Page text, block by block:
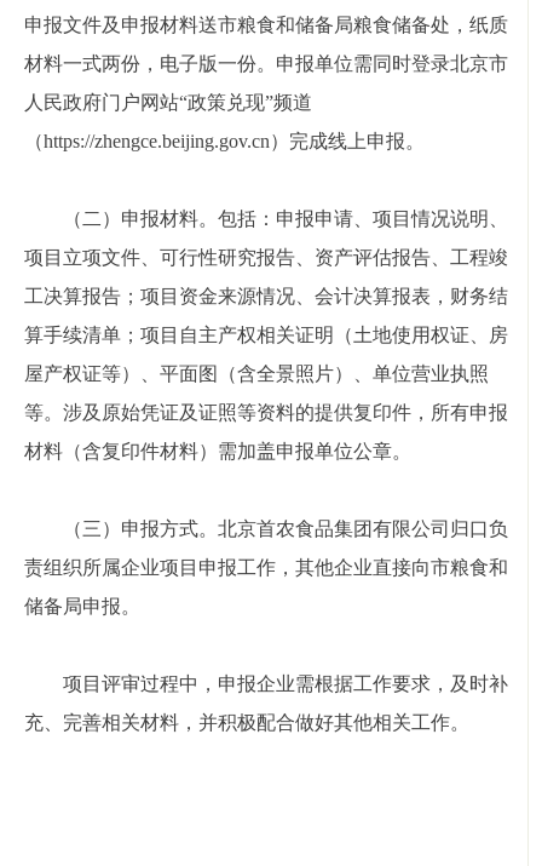
申报文件及申报材料送市粮食和储备局粮食储备处，纸质
材料一式两份，电子版一份。申报单位需同时登录北京市
人民政府门户网站“政策兑现”频道
（https://zhengce.beijing.gov.cn）完成线上申报。
（二）申报材料。包括：申报申请、项目情况说明、
项目立项文件、可行性研究报告、资产评估报告、工程竣
工决算报告；项目资金来源情况、会计决算报表，财务结
算手续清单；项目自主产权相关证明（土地使用权证、房
屋产权证等）、平面图（含全景照片）、单位营业执照
等。涉及原始凭证及证照等资料的提供复印件，所有申报
材料（含复印件材料）需加盖申报单位公章。
（三）申报方式。北京首农食品集团有限公司归口负
责组织所属企业项目申报工作，其他企业直接向市粮食和
储备局申报。
项目评审过程中，申报企业需根据工作要求，及时补
充、完善相关材料，并积极配合做好其他相关工作。